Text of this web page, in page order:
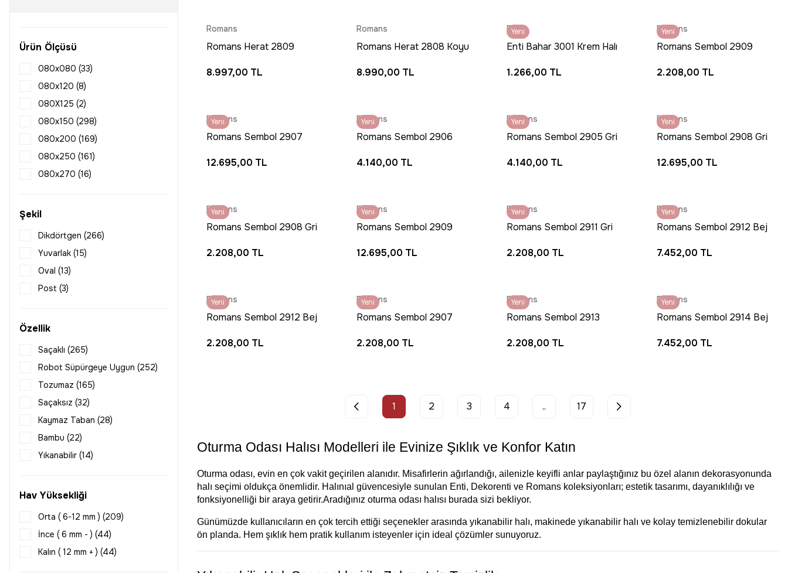
Ürün Ölçüsü
080x080 (33)
080x120 (8)
080X125 (2)
080x150 (298)
080x200 (169)
080x250 (161)
080x270 (16)
080x350 (169)
080x450 (166)
100x120 (13)
100x150 (167)
100x160 (1)
100x200 (290)
100x220 (8)
100x225 (12)
100x250 (169)
100x270 (18)
100x350 (169)
Şekil
Dikdörtgen (266)
Yuvarlak (15)
Oval (13)
Post (3)
Özellik
Saçaklı (265)
Robot Süpürgeye Uygun (252)
Tozumaz (165)
Saçaksız (32)
Kaymaz Taban (28)
Bambu (22)
Yıkanabilir (14)
Hav Yüksekliği
Orta ( 6-12 mm ) (209)
İnce ( 6 mm - ) (44)
Kalın ( 12 mm + ) (44)
Romans
Romans Herat 2809
Çerçevi Afgan Motifli
8.997,00 TL
Romans
Romans Herat 2808 Koyu
Dokulu Desenli Salon
8.990,00 TL
Yeni
SAAT 16:30’a KADAR AYNI GÜN
KARGO
Enti
Enti Bahar 3001 Krem Halı
Makine Halısı
1.266,00 TL
Yeni
Romans
Romans Sembol 2909
Mutfak Halısı
2.208,00 TL
Yeni
Romans
Romans Sembol 2907
Geçişli Halı
12.695,00 TL
Yeni
Romans
Romans Sembol 2906
Çerçeveli Sade Desenli
4.140,00 TL
Yeni
Romans
Romans Sembol 2905 Gri
Çerçeve Desenli Halı
4.140,00 TL
Yeni
Romans
Romans Sembol 2908 Gri
Akrilik Salon Halısı
12.695,00 TL
Yeni
Romans
Romans Sembol 2908 Gri
Akrilik Mutfak Halısı
2.208,00 TL
Yeni
Romans
Romans Sembol 2909
Salon Halısı
12.695,00 TL
Yeni
Romans
Romans Sembol 2911 Gri
Koridor Halısı
2.208,00 TL
Yeni
Romans
Romans Sembol 2912 Bej
Tabanlı Salon Halısı
7.452,00 TL
Yeni
Romans
Romans Sembol 2912 Bej
Tabanlı Koridor Halısı
2.208,00 TL
Yeni
Romans
Romans Sembol 2907
Geçişli Yolluk Halı
2.208,00 TL
Yeni
Romans
Romans Sembol 2913
Akrilik Koridor Halısı
2.208,00 TL
Yeni
Romans
Romans Sembol 2914 Bej
Halısı
7.452,00 TL
1 2 3 4 .. 17
Oturma Odası Halısı Modelleri ile Evinize Şıklık ve Konfor Katın
Oturma odası, evin en çok vakit geçirilen alanıdır. Misafirlerin ağırlandığı, ailenizle keyifli anlar paylaştığınız bu özel alanın dekorasyonunda
halı seçimi oldukça önemlidir. Halınıal güvencesiyle sunulan Enti, Dekorenti ve Romans koleksiyonları; estetik tasarımı, dayanıklılığı ve
fonksiyonelliği bir araya getirir.Aradığınız oturma odası halısı burada sizi bekliyor.
Günümüzde kullanıcıların en çok tercih ettiği seçenekler arasında yıkanabilir halı, makinede yıkanabilir halı ve kolay temizlenebilir dokular
ön planda. Hem şıklık hem pratik kullanım isteyenler için ideal çözümler sunuyoruz.